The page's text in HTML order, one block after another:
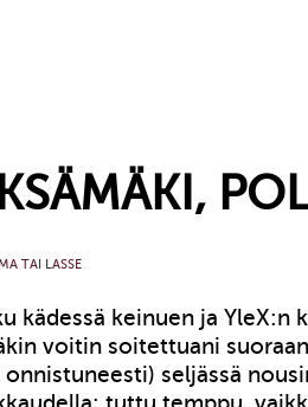
TAI LASSE
kädessä keinuen ja YleX:n
voitin soitettuani
seljässä